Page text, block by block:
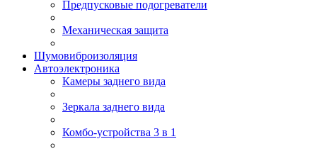
Предпусковые подогреватели
Механическая защита
Шумовиброизоляция
Автоэлектроника
Камеры заднего вида
Зеркала заднего вида
Комбо-устройства 3 в 1